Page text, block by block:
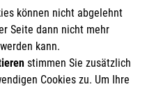
103
können nicht abgelehnt
Seite dann nicht mehr
kann.
stimmen Sie zusätzlich
Cookies zu. Um Ihre